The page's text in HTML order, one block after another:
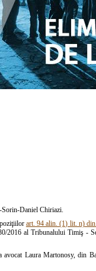
Daniel Chiriazi.
art. 94 alin. (1) lit. n)
2016 al Tribunalului Timiş -
avocat Laura Martonosy, din